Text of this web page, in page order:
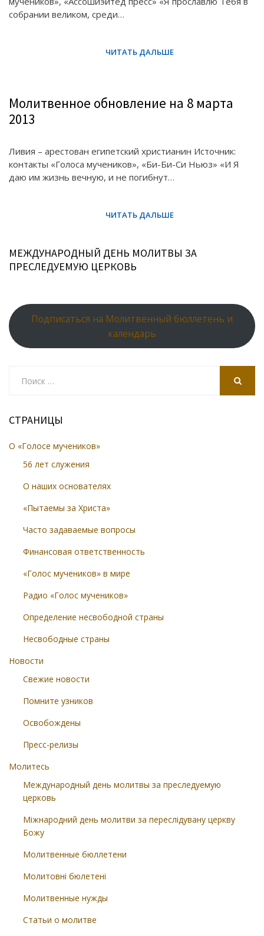
собрании великом, среди…
Молитвенное обновление на 8 марта
2013
Ливия – арестован египетский христианин Источник:
контакты «Голоса мучеников», «Би-Би-Си Ньюз» «И Я
даю им жизнь вечную, и не погибнут…
МЕЖДУНАРОДНЫЙ ДЕНЬ МОЛИТВЫ ЗА
ПРЕСЛЕДУЕМУЮ ЦЕРКОВЬ
Подписаться на Молитвенный бюллетень и
календарь
СТРАНИЦЫ
О «Голосе мучеников»
56 лет служения
О наших основателях
«Пытаемы за Христа»
Часто задаваемые вопросы
Финансовая ответственность
«Голос мучеников» в мире
Радио «Голос мучеников»
Определение несвободной страны
Несвободные страны
Новости
Свежие новости
Помните узников
Освобождены
Пресс-релизы
Молитесь
Международный день молитвы за преследуемую
церковь
Міжнародний день молитви за переслідувану церкву
Божу
Молитвенные бюллетени
Молитовні бюлетені
Молитвенные нужды
Статьи о молитве